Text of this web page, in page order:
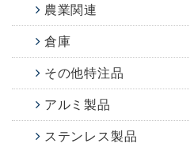
農業関連
倉庫
その他特注品
アルミ製品
ステンレス製品